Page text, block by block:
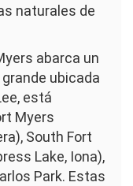
naturales de
abarca un
ubicada
está
Myers
South Fort
Lake, Iona),
Park. Estas